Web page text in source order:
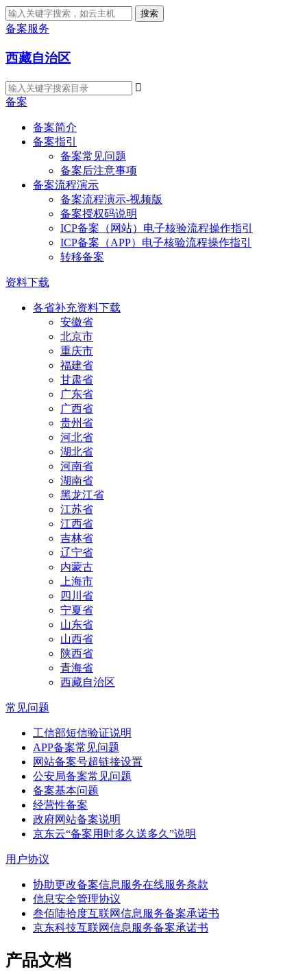
搜索
备案服务
西藏自治区

备案
备案简介
备案指引
备案常见问题
备案后注意事项
备案流程演示
备案流程演示-视频版
备案授权码说明
ICP备案（网站）电子核验流程操作指引
ICP备案（APP）电子核验流程操作指引
转移备案
资料下载
各省补充资料下载
安徽省
北京市
重庆市
福建省
甘肃省
广东省
广西省
贵州省
河北省
湖北省
河南省
湖南省
黑龙江省
江苏省
江西省
吉林省
辽宁省
内蒙古
上海市
四川省
宁夏省
山东省
山西省
陕西省
青海省
西藏自治区
常见问题
工信部短信验证说明
APP备案常见问题
网站备案号超链接设置
公安局备案常见问题
备案基本问题
经营性备案
政府网站备案说明
京东云“备案用时多久送多久”说明
用户协议
协助更改备案信息服务在线服务条款
信息安全管理协议
叁佰陆拾度互联网信息服务备案承诺书
京东科技互联网信息服务备案承诺书
产品文档